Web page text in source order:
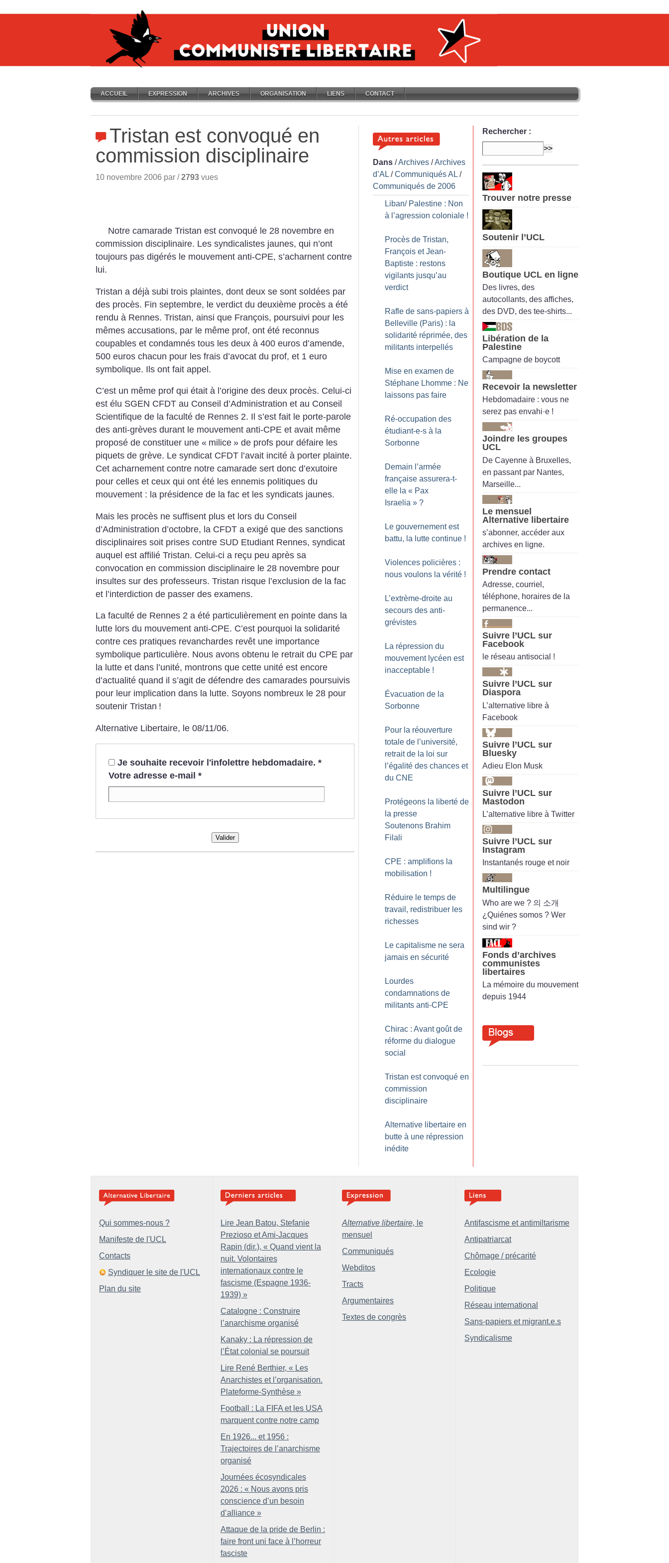
ACCUEIL EXPRESSION ARCHIVES ORGANISATION LIENS CONTACT
Tristan est convoqué en
commission disciplinaire
10 novembre 2006 par /2793 vues
Notre camarade Tristan est convoqué le 28 novembre en
commission disciplinaire. Les syndicalistes jaunes, qui n’ont
toujours pas digérés le mouvement anti-CPE, s’acharnent contre
lui.
Tristan a déjà subi trois plaintes, dont deux se sont soldées par
des procès. Fin septembre, le verdict du deuxième procès a été
rendu à Rennes. Tristan, ainsi que François, poursuivi pour les
mêmes accusations, par le même prof, ont été reconnus
coupables et condamnés tous les deux à 400 euros d’amende,
500 euros chacun pour les frais d’avocat du prof, et 1 euro
symbolique. Ils ont fait appel.
C’est un même prof qui était à l’origine des deux procès. Celui-ci
est élu SGEN CFDT au Conseil d’Administration et au Conseil
Scientifique de la faculté de Rennes 2. Il s’est fait le porte-parole
des anti-grèves durant le mouvement anti-CPE et avait même
proposé de constituer une « milice » de profs pour défaire les
piquets de grève. Le syndicat CFDT l’avait incité à porter plainte.
Cet acharnement contre notre camarade sert donc d’exutoire
pour celles et ceux qui ont été les ennemis politiques du
mouvement : la présidence de la fac et les syndicats jaunes.
Mais les procès ne suffisent plus et lors du Conseil
d’Administration d’octobre, la CFDT a exigé que des sanctions
disciplinaires soit prises contre SUD Etudiant Rennes, syndicat
auquel est affilié Tristan. Celui-ci a reçu peu après sa
convocation en commission disciplinaire le 28 novembre pour
insultes sur des professeurs. Tristan risque l’exclusion de la fac
et l’interdiction de passer des examens.
La faculté de Rennes 2 a été particulièrement en pointe dans la
lutte lors du mouvement anti-CPE. C’est pourquoi la solidarité
contre ces pratiques revanchardes revêt une importance
symbolique particulière. Nous avons obtenu le retrait du CPE par
la lutte et dans l’unité, montrons que cette unité est encore
d’actualité quand il s’agit de défendre des camarades poursuivis
pour leur implication dans la lutte. Soyons nombreux le 28 pour
soutenir Tristan !
Alternative Libertaire, le 08/11/06.
Je souhaite recevoir l'infolettre hebdomadaire. *
Votre adresse e-mail *
Valider
Dans /Archives /Archives
d’AL /Communiqués AL /
Communiqués de 2006
Liban/ Palestine : Non
à l’agression coloniale !
Procès de Tristan,
François et Jean-
Baptiste : restons
vigilants jusqu’au
verdict
Rafle de sans-papiers à
Belleville (Paris) : la
solidarité réprimée, des
militants interpellés
Mise en examen de
Stéphane Lhomme : Ne
laissons pas faire
Ré-occupation des
étudiant-e-s à la
Sorbonne
Demain l’armée
française assurera-t-
elle la « Pax
Israelia » ?
Le gouvernement est
battu, la lutte continue !
Violences policières :
nous voulons la vérité !
L’extrème-droite au
secours des anti-
grévistes
La répression du
mouvement lycéen est
inacceptable !
Évacuation de la
Sorbonne
Pour la réouverture
totale de l’université,
retrait de la loi sur
l’égalité des chances et
du CNE
Protégeons la liberté de
la presse
Soutenons Brahim
Filali
CPE : amplifions la
mobilisation !
Réduire le temps de
travail, redistribuer les
richesses
Le capitalisme ne sera
jamais en sécurité
Lourdes
condamnations de
militants anti-CPE
Chirac : Avant goût de
réforme du dialogue
social
Tristan est convoqué en
commission
disciplinaire
Alternative libertaire en
butte à une répression
inédite
Rechercher :
Trouver notre presse
Soutenir l’UCL
Boutique UCL en ligne
Des livres, des
autocollants, des affiches,
des DVD, des tee-shirts...
Libération de la
Palestine
Campagne de boycott
Recevoir la newsletter
Hebdomadaire : vous ne
serez pas envahi·e !
Joindre les groupes
UCL
De Cayenne à Bruxelles,
en passant par Nantes,
Marseille...
Le mensuel
Alternative libertaire
s’abonner, accéder aux
archives en ligne.
Prendre contact
Adresse, courriel,
téléphone, horaires de la
permanence...
Suivre l’UCL sur
Facebook
le réseau antisocial !
Suivre l’UCL sur
Diaspora
L’alternative libre à
Facebook
Suivre l’UCL sur
Bluesky
Adieu Elon Musk
Suivre l’UCL sur
Mastodon
L’alternative libre à Twitter
Suivre l’UCL sur
Instagram
Instantanés rouge et noir
Multilingue
Who are we ? 의 소개
¿Quiénes somos ? Wer
sind wir ?
Fonds d’archives
communistes
libertaires
La mémoire du mouvement
depuis 1944
Qui sommes-nous ?
Manifeste de l'UCL
Contacts
Syndiquer le site de l'UCL
Plan du site
Lire Jean Batou, Stefanie
Prezioso et Ami-Jacques
Rapin (dir.), « Quand vient la
nuit. Volontaires
internationaux contre le
fascisme (Espagne 1936-
1939) »
Catalogne : Construire
l’anarchisme organisé
Kanaky : La répression de
l’État colonial se poursuit
Lire René Berthier, « Les
Anarchistes et l’organisation.
Plateforme-Synthèse »
Football : La FIFA et les USA
marquent contre notre camp
En 1926... et 1956 :
Trajectoires de l’anarchisme
organisé
Journées écosyndicales
2026 : « Nous avons pris
conscience d’un besoin
d’alliance »
Attaque de la pride de Berlin :
faire front uni face à l’horreur
fasciste
Alternative libertaire, le
mensuel
Communiqués
Webditos
Tracts
Argumentaires
Textes de congrès
Antifascisme et antimiltarisme
Antipatriarcat
Chômage / précarité
Ecologie
Politique
Réseau international
Sans-papiers et migrant.e.s
Syndicalisme